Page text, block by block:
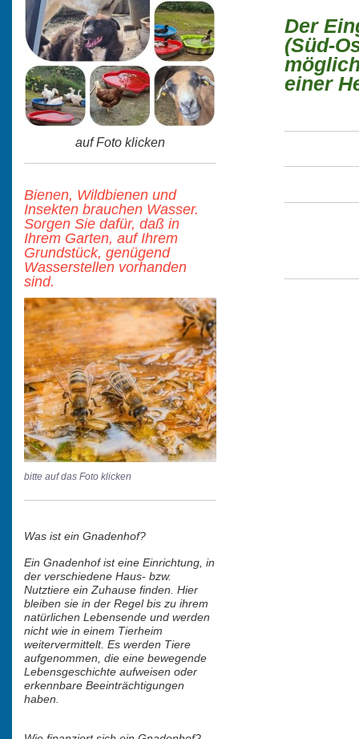
auf Foto klicken
Bienen, Wildbienen und
Insekten brauchen Wasser.
Sorgen Sie dafür, daß in
Ihrem Garten, auf Ihrem
Grundstück, genügend
Wasserstellen vorhanden
sind.
bitte auf das Foto klicken
Was ist ein Gnadenhof?
Ein Gnadenhof ist eine Einrichtung, in
der verschiedene Haus- bzw.
Nutztiere ein Zuhause finden. Hier
bleiben sie in der Regel bis zu ihrem
natürlichen Lebensende und werden
nicht wie in einem Tierheim
weitervermittelt. Es werden Tiere
aufgenommen, die eine bewegende
Lebensgeschichte aufweisen oder
erkennbare Beeinträchtigungen
haben.
Der
(Süd-
einer